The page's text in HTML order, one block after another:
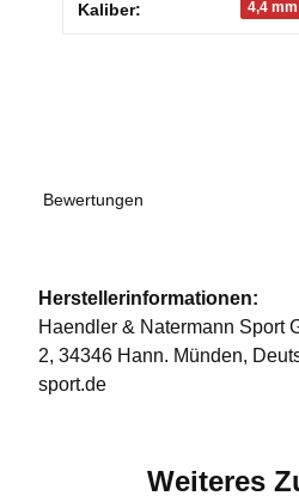
Produkteigenschaft
Wert
Kaliber: 4,4
Bewertungen
Herstellerinformationen:
Haendler & Natermann Sport
2, 34346 Hann. Münden,
sport.de
Weiteres